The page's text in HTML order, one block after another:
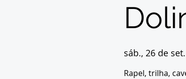
sáb., 26 de set.
Rapel, trilha,